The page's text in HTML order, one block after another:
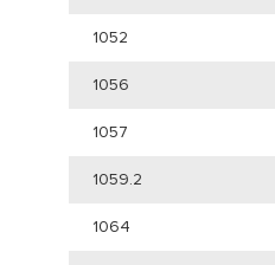
1052
1056
1057
1059.2
1064